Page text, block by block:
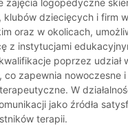
zajęcia logopedyczne
klubów dziecięcych i firm w
oraz w okolicach,
z instytucjami
poprzez udział
co zapewnia nowoczesne i
W
jako źródła
terapii.